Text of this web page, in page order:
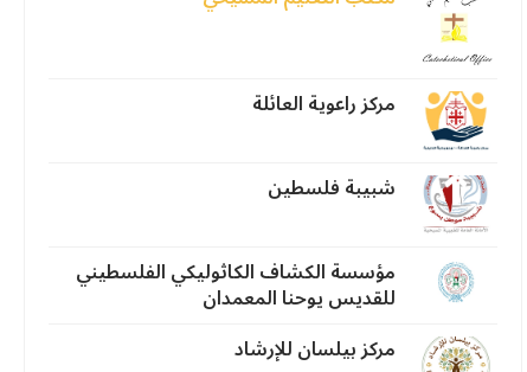
مركز راعوية العائلة
شبيبة فلسطين
مؤسسة الكشاف الكاثوليكي الفلسطيني
للقديس يوحنا المعمدان
مركز بيلسان للإرشاد